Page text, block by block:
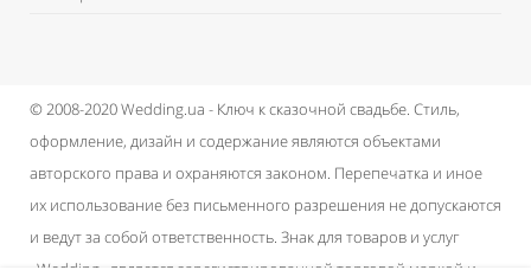
© 2008-2020 Wedding.ua - Ключ к сказочной свадьбе. Стиль,
оформление, дизайн и содержание являются объектами
авторского права и охраняются законом. Перепечатка и иное
их использование без письменного разрешения не допускаются
и ведут за собой ответственность. Знак для товаров и услуг